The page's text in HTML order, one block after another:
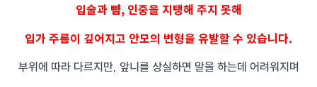
입술과 뺨, 인중을 지탱해 주지 못해
입가 주름이 깊어지고 안모의 변형을 유발할 수 있습니다.
부위에 따라 다르지만, 앞니를 상실하면 말을 하는데 어려워지며